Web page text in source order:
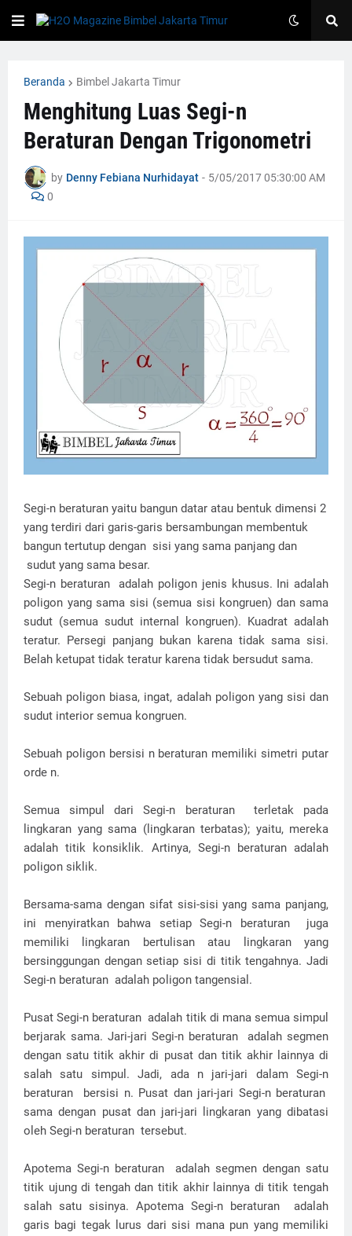
Beranda Bimbel Jakarta Timur
Menghitung Luas Segi-n
Beraturan Dengan Trigonometri
by Denny Febiana Nurhidayat - 5/05/2017 05:30:00 AM
0
Segi-n beraturan yaitu bangun datar atau bentuk dimensi 2
yang terdiri dari garis-garis bersambungan membentuk
bangun tertutup dengan sisi yang sama panjang dan
sudut yang sama besar.
Segi-n beraturan adalah poligon jenis khusus. Ini adalah
poligon yang sama sisi (semua sisi kongruen) dan sama
sudut (semua sudut internal kongruen). Kuadrat adalah
teratur. Persegi panjang bukan karena tidak sama sisi.
Belah ketupat tidak teratur karena tidak bersudut sama.
Sebuah poligon biasa, ingat, adalah poligon yang sisi dan
sudut interior semua kongruen.
Sebuah poligon bersisi n beraturan memiliki simetri putar
orde n.
Semua simpul dari Segi-n beraturan terletak pada
lingkaran yang sama (lingkaran terbatas); yaitu, mereka
adalah titik konsiklik. Artinya, Segi-n beraturan adalah
poligon siklik.
Bersama-sama dengan sifat sisi-sisi yang sama panjang,
ini menyiratkan bahwa setiap Segi-n beraturan juga
memiliki lingkaran bertulisan atau lingkaran yang
bersinggungan dengan setiap sisi di titik tengahnya. Jadi
Segi-n beraturan adalah poligon tangensial.
Pusat Segi-n beraturan adalah titik di mana semua simpul
berjarak sama. Jari-jari Segi-n beraturan adalah segmen
dengan satu titik akhir di pusat dan titik akhir lainnya di
salah satu simpul. Jadi, ada n jari-jari dalam Segi-n
beraturan bersisi n. Pusat dan jari-jari Segi-n beraturan
sama dengan pusat dan jari-jari lingkaran yang dibatasi
oleh Segi-n beraturan tersebut.
Apotema Segi-n beraturan adalah segmen dengan satu
titik ujung di tengah dan titik akhir lainnya di titik tengah
salah satu sisinya. Apotema Segi-n beraturan adalah
garis bagi tegak lurus dari sisi mana pun yang memiliki